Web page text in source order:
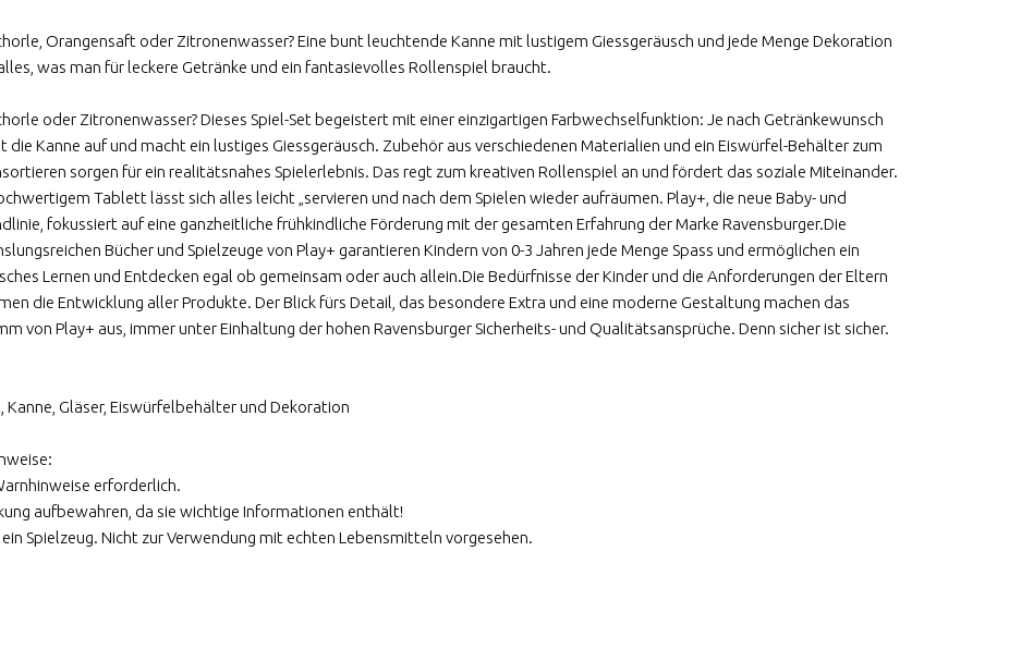
Orangensaft oder Zitronenwasser? Eine bunt leuchtende Kanne mit lustigem Giessgeräusch und jede Menge Dekoration
was man für leckere Getränke und ein fantasievolles Rollenspiel braucht.
oder Zitronenwasser? Dieses Spiel-Set begeistert mit einer einzigartigen Farbwechselfunktion: Je nach Getränkewunsch
die Kanne auf und macht ein lustiges Giessgeräusch. Zubehör aus verschiedenen Materialien und ein Eiswürfel-Behälter zum
sorgen für ein realitätsnahes Spielerlebnis. Das regt zum kreativen Rollenspiel an und fördert das soziale Miteinander.
Tablett lässt sich alles leicht „servieren und nach dem Spielen wieder aufräumen. Play+, die neue Baby- und
fokussiert auf eine ganzheitliche frühkindliche Förderung mit der gesamten Erfahrung der Marke Ravensburger.Die
Bücher und Spielzeuge von Play+ garantieren Kindern von 0-3 Jahren jede Menge Spass und ermöglichen ein
Lernen und Entdecken egal ob gemeinsam oder auch allein.Die Bedürfnisse der Kinder und die Anforderungen der Eltern
die Entwicklung aller Produkte. Der Blick fürs Detail, das besondere Extra und eine moderne Gestaltung machen das
von Play+ aus, immer unter Einhaltung der hohen Ravensburger Sicherheits- und Qualitätsansprüche. Denn sicher ist sicher.
Kanne, Gläser, Eiswürfelbehälter und Dekoration
erforderlich.
aufbewahren, da sie wichtige Informationen enthält!
Spielzeug. Nicht zur Verwendung mit echten Lebensmitteln vorgesehen.